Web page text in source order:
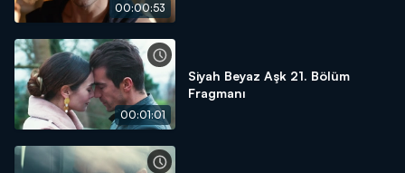
00:00:53
00:01:01
Siyah Beyaz Aşk 21. Bölüm
Fragmanı